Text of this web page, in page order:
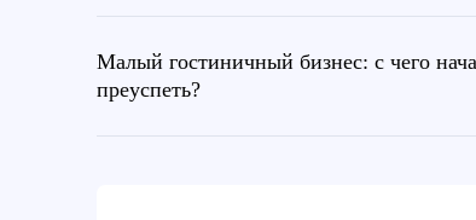
Малый гостиничный бизнес: с чего
преуспеть?